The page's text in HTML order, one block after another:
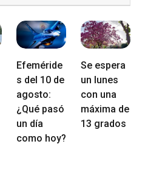
Efeméride
s del 10 de
agosto:
¿Qué pasó
un día
como hoy?
Se espera
un lunes
con una
máxima de
13 grados